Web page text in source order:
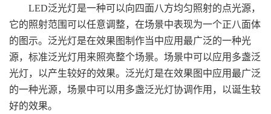
LED泛光灯是一种可以向四面八方均匀照射的点光源，
它的照射范围可以任意调整，在场景中表现为一个正八面体
的图示。泛光灯是在效果图制作当中应用最广泛的一种光
源，标准泛光灯用来照亮整个场景。场景中可以应用多盏泛
光灯，以产生较好的效果。泛光灯是在效果图中应用最广泛
的一种光源，场景中可以用多盏泛光灯协调作用，以诞生较
好的效果。